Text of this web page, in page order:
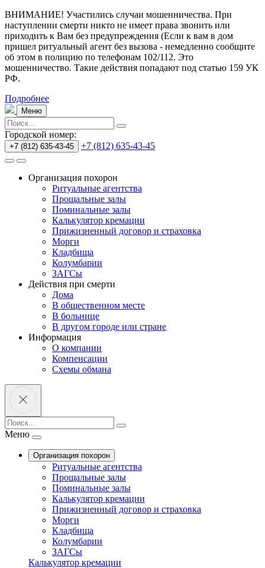
ВНИМАНИЕ! Участились случаи мошенничества. При
наступлении смерти никто не имеет права звонить или
приходить к Вам без предупреждения (Если к вам в дом
пришел ритуальный агент без вызова - немедленно сообщите
об этом в полицию по телефонам 102/112. Это
мошенничество. Такие действия попадают под статью 159 УК
РФ.
Подробнее
Меню
Городской номер:
+7 (812) 635-43-45 +7 (812) 635-43-45
Организация похорон
Ритуальные агентства
Прощальные залы
Поминальные залы
Калькулятор кремации
Прижизненный договор и страховка
Морги
Кладбища
Колумбарии
ЗАГСы
Действия при смерти
Дома
В общественном месте
В больнице
В другом городе или стране
Информация
О компании
Компенсации
Схемы обмана
Меню
Организация похорон
Ритуальные агентства
Прощальные залы
Поминальные залы
Калькулятор кремации
Прижизненный договор и страховка
Морги
Кладбища
Колумбарии
ЗАГСы
Калькулятор кремации